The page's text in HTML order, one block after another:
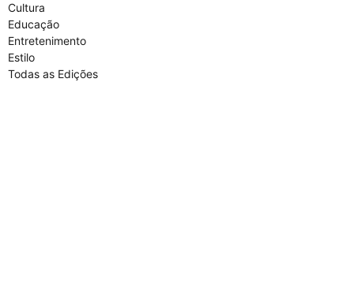
Cultura
Educação
Entretenimento
Estilo
Todas as Edições